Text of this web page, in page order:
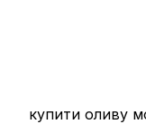
купити оливу